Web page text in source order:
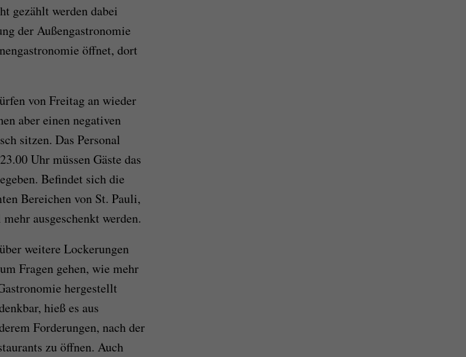
gezählt werden dabei
der Außengastronomie
öffnet, dort
von Freitag an wieder
aber einen negativen
sitzen. Das Personal
Uhr müssen Gäste das
Befindet sich die
Bereichen von St. Pauli,
ausgeschenkt werden.
weitere Lockerungen
Fragen gehen, wie mehr
hergestellt
hieß es aus
Forderungen, nach der
zu öffnen. Auch